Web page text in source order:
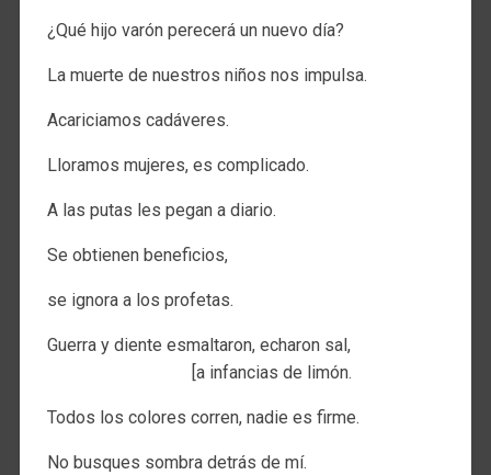
¿Qué hijo varón perecerá un nuevo día?
La muerte de nuestros niños nos impulsa.
Acariciamos cadáveres.
Lloramos mujeres, es complicado.
A las putas les pegan a diario.
Se obtienen beneficios,
se ignora a los profetas.
Guerra y diente esmaltaron, echaron sal,
[a infancias de limón.
Todos los colores corren, nadie es firme.
No busques sombra detrás de mí.